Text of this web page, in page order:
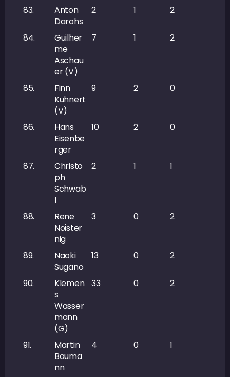
83.
Anton
Darohs
2 1 2
84.
Guilher
me
Aschau
er (V)
7 1 2
85.
Finn
Kuhnert
(V)
9 2 0
86.
Hans
Eisenbe
rger
10 2 0
87.
Christo
ph
Schwab
l
2 1 1
88.
Rene
Noister
nig
3 0 2
89.
Naoki
Sugano
13 0 2
90.
Klemen
s
Wasser
mann
(G)
33 0 2
91.
Martin
Bauma
nn
4 0 1